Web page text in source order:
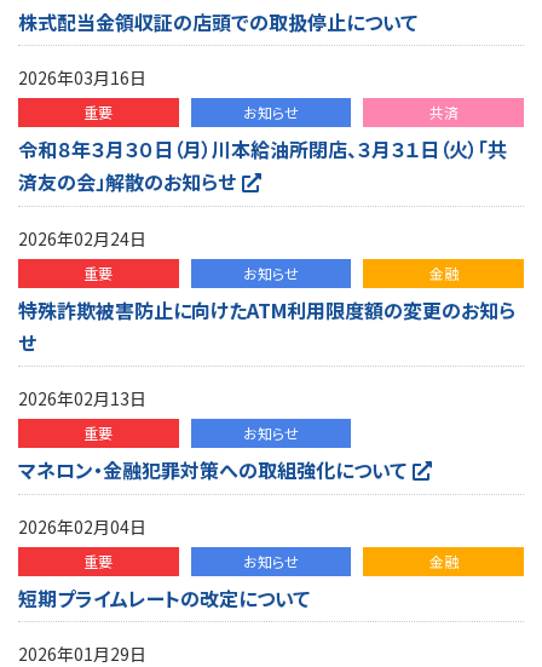
株式配当金領収証の店頭での取扱停止について
2026年03月16日
重要 お知らせ 共済
令和８年３月３０日（月）川本給油所閉店、３月３１日（火）「共
済友の会」解散のお知らせ
2026年02月24日
重要 お知らせ 金融
特殊詐欺被害防止に向けたATM利用限度額の変更のお知ら
せ
2026年02月13日
重要 お知らせ
マネロン・金融犯罪対策への取組強化について
2026年02月04日
重要 お知らせ 金融
短期プライムレートの改定について
2026年01月29日